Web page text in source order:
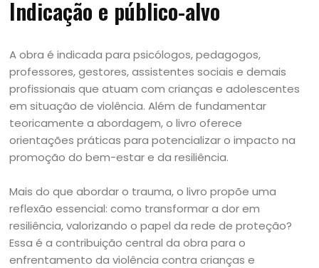
Indicação e público-alvo
A obra é indicada para psicólogos, pedagogos,
professores, gestores, assistentes sociais e demais
profissionais que atuam com crianças e adolescentes
em situação de violência. Além de fundamentar
teoricamente a abordagem, o livro oferece
orientações práticas para potencializar o impacto na
promoção do bem-estar e da resiliência.
Mais do que abordar o trauma, o livro propõe uma
reflexão essencial: como transformar a dor em
resiliência, valorizando o papel da rede de proteção?
Essa é a contribuição central da obra para o
enfrentamento da violência contra crianças e